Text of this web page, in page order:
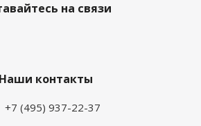
на связи
Наши контакты
+7 (495) 937-22-37